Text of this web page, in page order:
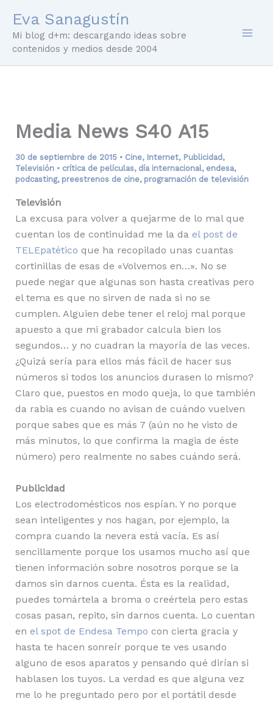
contenido
Eva Sanagustín
Mi blog d+m: descargando ideas sobre
contenidos y medios desde 2004
Media News S40 A15
30 de septiembre de 2015 • Cine, Internet, Publicidad ,
Televisión• crítica de películas, día internacional, endesa,
podcasting, preestrenos de cine, programación de televisión
Televisión
La excusa para volver a quejarme de lo mal que
cuentan los de continuidad me la da el post de
TELEpatético que ha recopilado unas cuantas
cortinillas de esas de «Volvemos en…». No se
puede negar que algunas son hasta creativas pero
el tema es que no sirven de nada si no se
cumplen. Alguien debe tener el reloj mal porque
apuesto a que mi grabador calcula bien los
segundos… y no cuadran la mayoría de las veces.
¿Quizá sería para ellos más fácil de hacer sus
números si todos los anuncios durasen lo mismo?
Claro que, puestos en modo queja, lo que también
da rabia es cuando no avisan de cuándo vuelven
porque sabes que es más 7 (aún no he visto de
más minutos, lo que confirma la magia de éste
número) pero realmente no sabes cuándo será.
Publicidad
Los electrodomésticos nos espían. Y no porque
sean inteligentes y nos hagan, por ejemplo, la
compra cuando la nevera está vacía. Es así
sencillamente porque los usamos mucho así que
tienen información sobre nosotros porque se la
damos sin darnos cuenta. Ésta es la realidad,
puedes tomártela a broma o creértela pero estas
cosas pasan, repito, sin darnos cuenta. Lo cuentan
en el spot de Endesa Tempo con cierta gracia y
hasta te hacen sonreír porque te ves usando
alguno de esos aparatos y pensando qué dirían si
hablasen los tuyos. La verdad es que alguna vez
me lo he preguntado pero por el portátil desde